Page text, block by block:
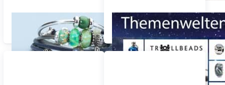
Träger
Trollbeads
Themenwelten